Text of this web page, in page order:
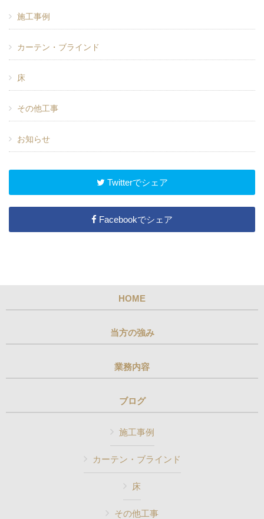
施工事例
カーテン・ブラインド
床
その他工事
お知らせ
Twitterでシェア
Facebookでシェア
HOME
当方の強み
業務内容
ブログ
施工事例
カーテン・ブラインド
床
その他工事